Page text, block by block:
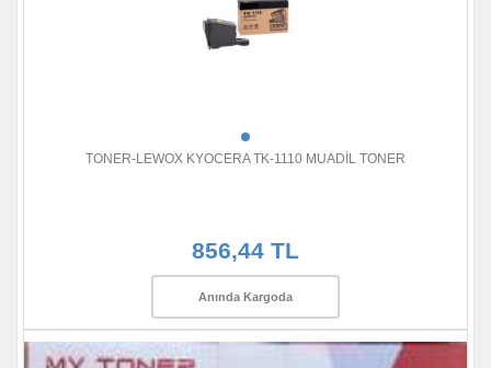
TONER-LEWOX KYOCERA TK-1110 MUADİL TONER
856,44 TL
Anında Kargoda